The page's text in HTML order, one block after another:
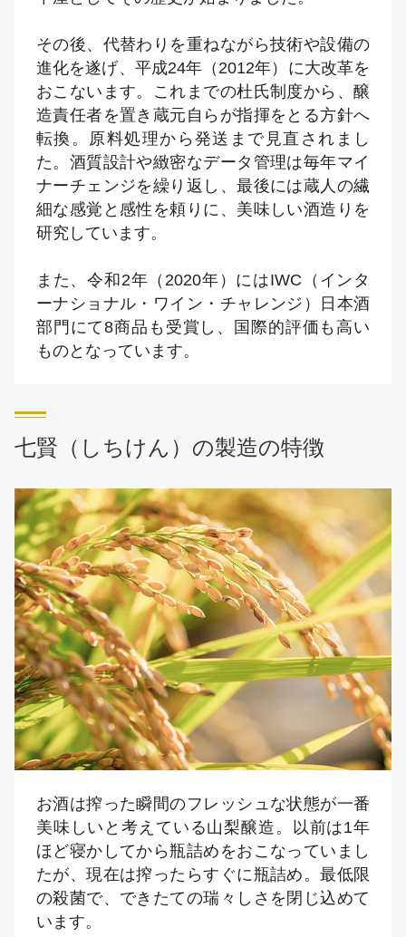
その後、代替わりを重ねながら技術や設備の
進化を遂げ、平成24年（2012年）に大改革を
おこないます。これまでの杜氏制度から、醸
造責任者を置き蔵元自らが指揮をとる方針へ
転換。原料処理から発送まで見直されまし
た。酒質設計や緻密なデータ管理は毎年マイ
ナーチェンジを繰り返し、最後には蔵人の繊
細な感覚と感性を頼りに、美味しい酒造りを
研究しています。
また、令和2年（2020年）にはIWC（インタ
ーナショナル・ワイン・チャレンジ）日本酒
部門にて8商品も受賞し、国際的評価も高い
ものとなっています。
七賢（しちけん）の製造の特徴
お酒は搾った瞬間のフレッシュな状態が一番
美味しいと考えている山梨醸造。以前は1年
ほど寝かしてから瓶詰めをおこなっていまし
たが、現在は搾ったらすぐに瓶詰め。最低限
の殺菌で、できたての瑞々しさを閉じ込めて
います。